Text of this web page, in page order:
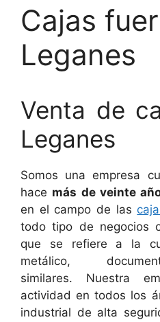
Cajas
Leganes
Venta de
Leganes
Somos una empresa
hace más de veinte
en el campo de las
todo tipo de negocios
que se refiere a la
metálico,
similares. Nuestra
actividad en todos los
industrial de alta